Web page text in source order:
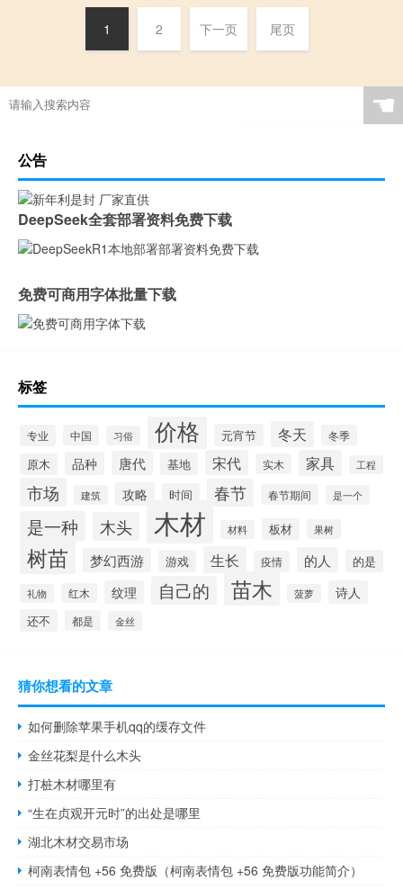
1 2 下一页 尾页
☚
公告
DeepSeek全套部署资料免费下载
免费可商用字体批量下载
标签
专业 中国 习俗 价格 元宵节 冬天 冬季
原木 品种 唐代 基地 宋代 实木 家具 工程
市场 建筑 攻略 时间 春节 春节期间 是一个
是一种 木头 木材 材料 板材 果树
树苗 梦幻西游 游戏 生长 疫情 的人 的是
礼物 红木 纹理 自己的 苗木 菠萝 诗人
还不 都是 金丝
猜你想看的文章
如何删除苹果手机qq的缓存文件
金丝花梨是什么木头
打桩木材哪里有
“生在贞观开元时”的出处是哪里
湖北木材交易市场
柯南表情包 +56 免费版（柯南表情包 +56 免费版功能简介）